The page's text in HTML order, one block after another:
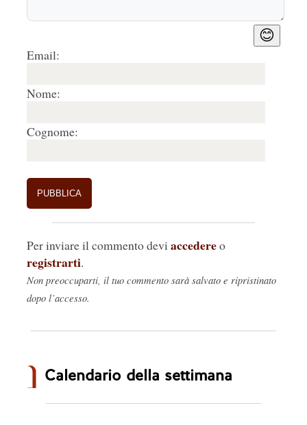
😊
Email:
Nome:
Cognome:
Per inviare il commento devi accedereo
registrarti.
Non preoccuparti, il tuo commento sarà salvato e ripristinato
dopo l’accesso.
Calendario della settimana